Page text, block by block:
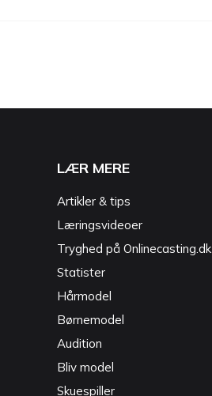
LÆR MERE
Artikler & tips
Læringsvideoer
Tryghed på Onlinecasting.dk
Statister
Hårmodel
Børnemodel
Audition
Bliv model
Skuespiller